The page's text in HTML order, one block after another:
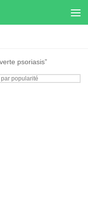
psoriasis”